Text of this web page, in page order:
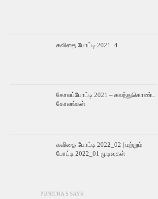
கவிதை போட்டி 2021_4
கோலப்போட்டி 2021 – கலந்துகொண்ட
கோலங்கள்
கவிதை போட்டி 2022_02 | மற்றும்
போட்டி 2022_01 முடிவுகள்
PUNITHA S SAYS: